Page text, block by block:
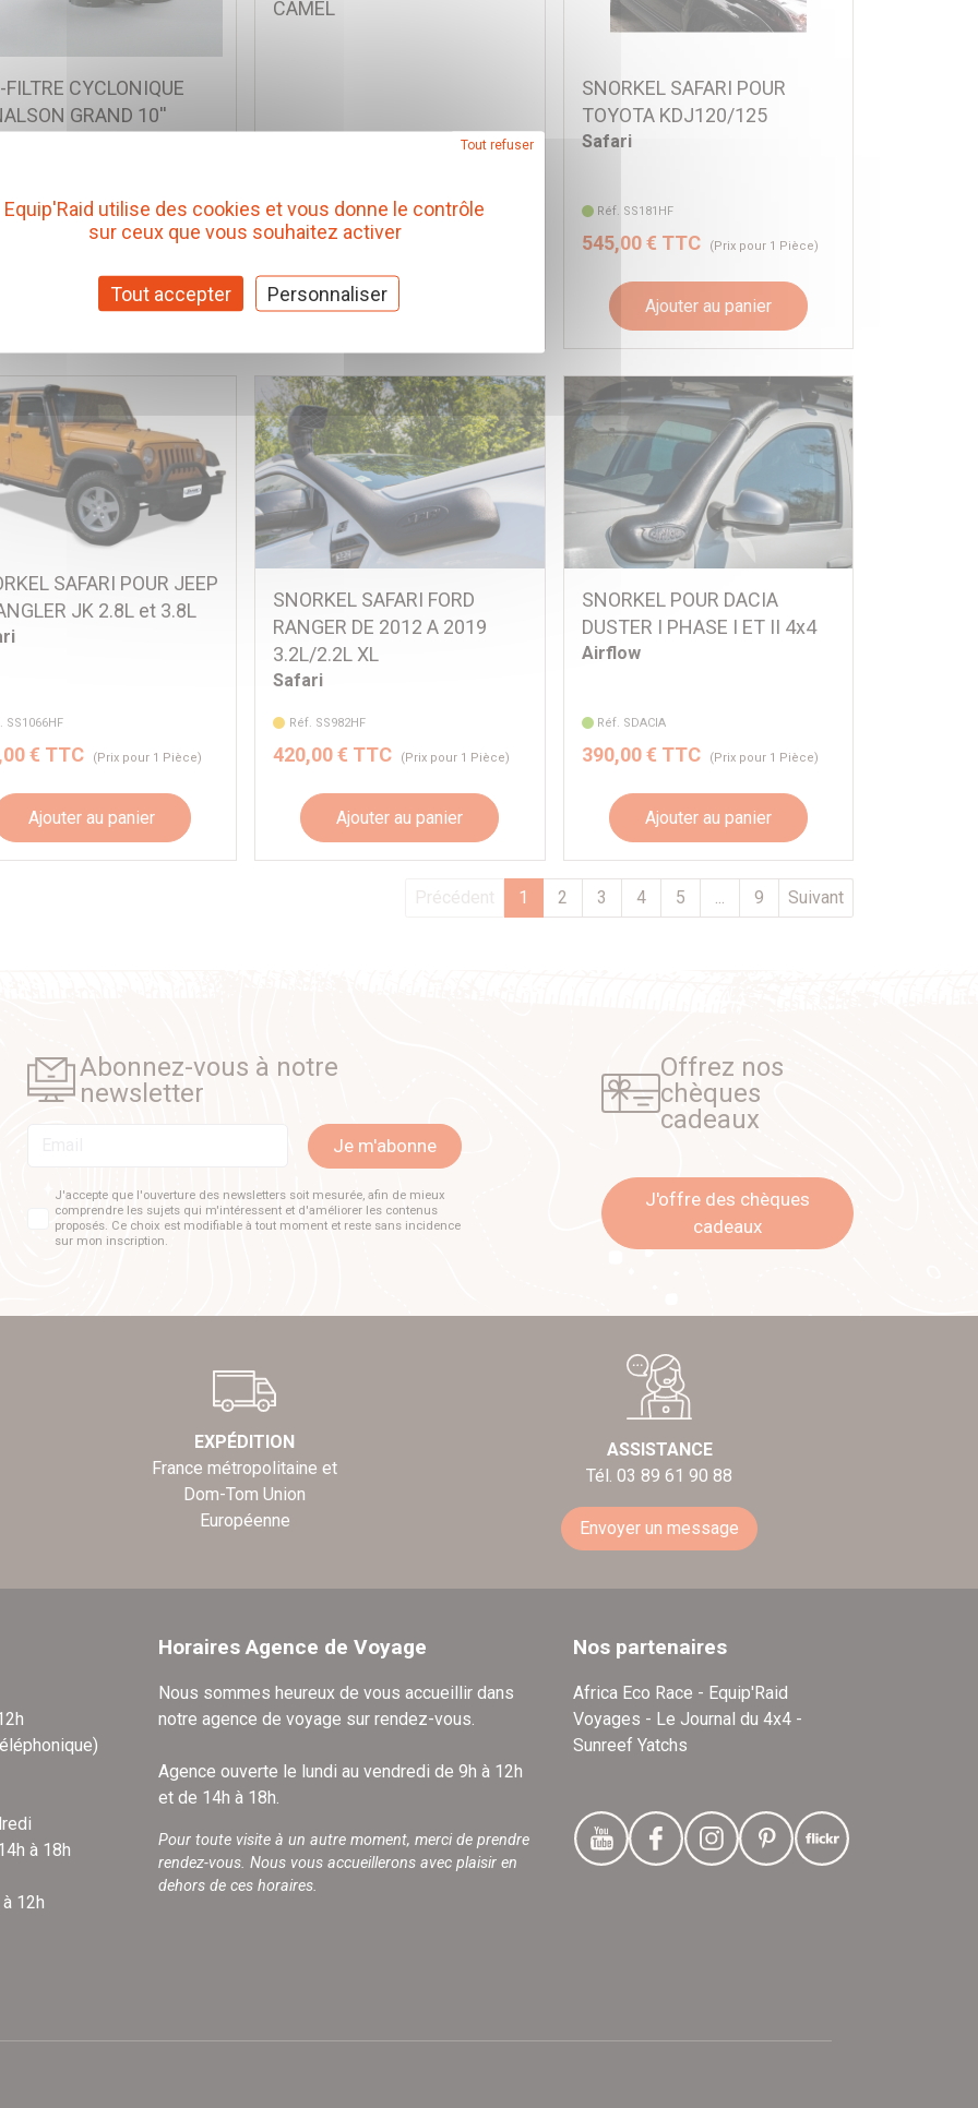
FILTRE CYCLONIQUE
GRAND 10''
CD0035
(Prix pour 1 Pièce)
Ajouter au panier
CAMEL
Réf. CD0021
105,19 € TTC
Ajouter au panier
SNORKEL SAFARI POUR
TOYOTA KDJ120/125
Safari
Réf. SS181HF
545,00 € TTC (Prix pour 1 Pièce)
Ajouter au panier
SAFARI POUR JEEP
JK 2.8L et 3.8L
SS1066HF
€ TTC (Prix pour 1 Pièce)
Ajouter au panier
SNORKEL SAFARI FORD
RANGER DE 2012 A 2019
3.2L/2.2L XL
Safari
Réf. SS982HF
420,00 € TTC (Prix pour 1 Pièce)
Ajouter au panier
SNORKEL POUR DACIA
DUSTER I PHASE I ET II 4x4
Airflow
Réf. SDACIA
390,00 € TTC (Prix pour 1 Pièce)
Ajouter au panier
Précédent 1 2 3 4 5 ... 9 Suivant
Abonnez-vous à notre
newsletter
Je m'abonne
J'accepte que l'ouverture des newsletters soit mesurée, afin de mieux
comprendre les sujets qui m'intéressent et d'améliorer les contenus
proposés. Ce choix est modifiable à tout moment et reste sans incidence
sur mon inscription.
Offrez nos
chèques
cadeaux
J'offre des chèques
cadeaux
EXPÉDITION
France métropolitaine et
Dom-Tom Union
Européenne
ASSISTANCE
Tél. 03 89 61 90 88
Envoyer un message
à 18h
12h
Horaires Agence de Voyage
Nous sommes heureux de vous accueillir dans
notre agence de voyage sur rendez-vous.
Agence ouverte le lundi au vendredi de 9h à 12h
et de 14h à 18h.
Pour toute visite à un autre moment, merci de prendre
rendez-vous. Nous vous accueillerons avec plaisir en
dehors de ces horaires.
Nos partenaires
Africa Eco Race - Equip'Raid
Voyages - Le Journal du 4x4 -
Sunreef Yatchs
Equip'Raid utilise des cookies et vous donne le contrôle
sur ceux que vous souhaitez activer
Tout accepter
Tout refuser
Personnaliser